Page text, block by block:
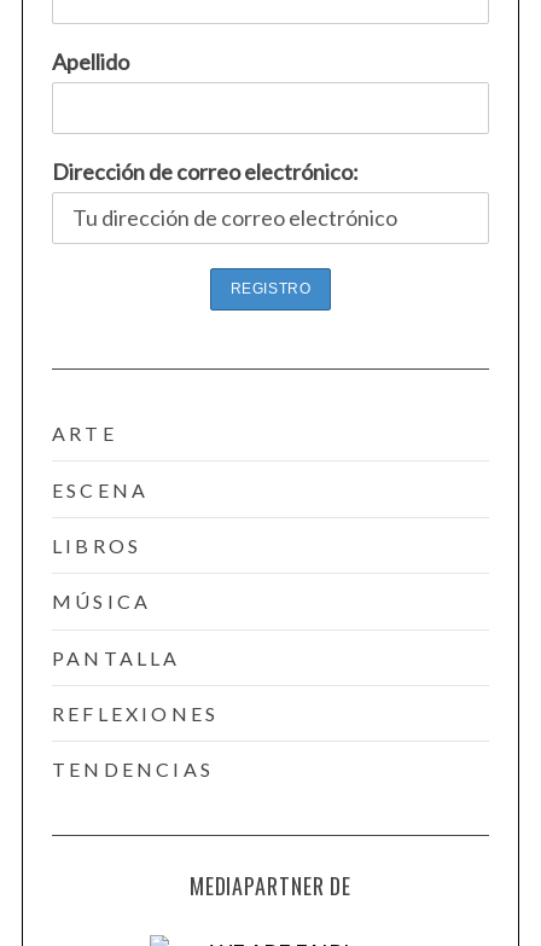
Apellido
Dirección de correo electrónico:
ARTE
ESCENA
LIBROS
MÚSICA
PANTALLA
REFLEXIONES
TENDENCIAS
MEDIAPARTNER DE